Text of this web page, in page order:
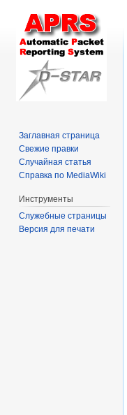
Заглавная страница
Свежие правки
Случайная статья
Справка по MediaWiki
Инструменты
Служебные страницы
Версия для печати